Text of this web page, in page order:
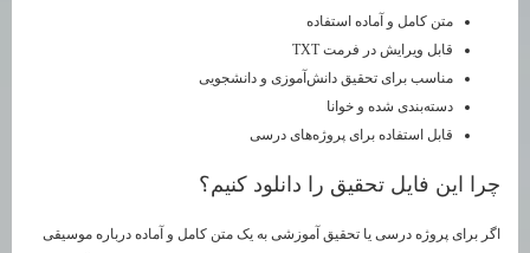
متن کامل و آماده استفاده
قابل ویرایش در فرمت TXT
مناسب برای تحقیق دانش‌آموزی و دانشجویی
دسته‌بندی شده و خوانا
قابل استفاده برای پروژه‌های درسی
چرا این فایل تحقیق را دانلود کنیم؟
اگر برای پروژه درسی یا تحقیق آموزشی به یک متن کامل و آماده درباره موسیقی